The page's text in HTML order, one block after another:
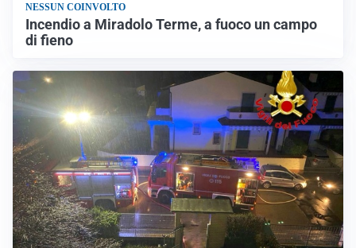
NESSUN COINVOLTO
Incendio a Miradolo Terme, a fuoco un campo
di fieno